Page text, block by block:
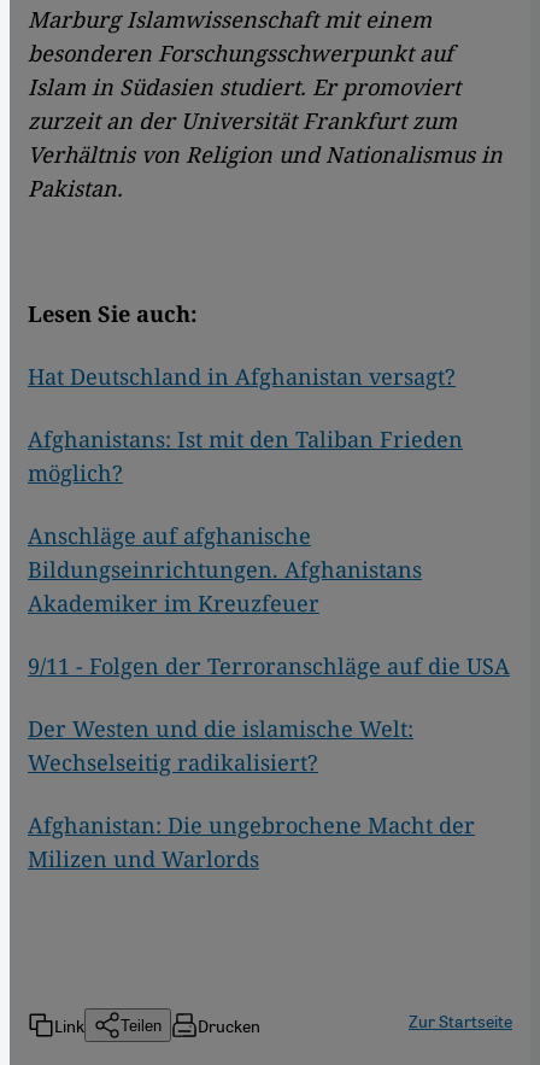
Marburg Islamwissenschaft mit einem
besonderen Forschungsschwerpunkt auf
Islam in Südasien studiert. Er promoviert
zurzeit an der Universität Frankfurt zum
Verhältnis von Religion und Nationalismus in
Pakistan.
Lesen Sie auch:
Hat Deutschland in Afghanistan versagt?
Afghanistans: Ist mit den Taliban Frieden
möglich?
Anschläge auf afghanische
Bildungseinrichtungen. Afghanistans
Akademiker im Kreuzfeuer
9/11 - Folgen der Terroranschläge auf die USA
Der Westen und die islamische Welt:
Wechselseitig radikalisiert?
Afghanistan: Die ungebrochene Macht der
Milizen und Warlords
Link Teilen Drucken Zur Startseite